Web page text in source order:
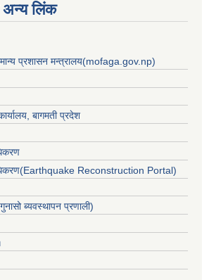
अन्य लिंक
प्रशासन मन्त्रालय(mofaga.gov.np)
बागमती प्रदेश
Reconstruction Portal)
ब्यवस्थापन प्रणाली)